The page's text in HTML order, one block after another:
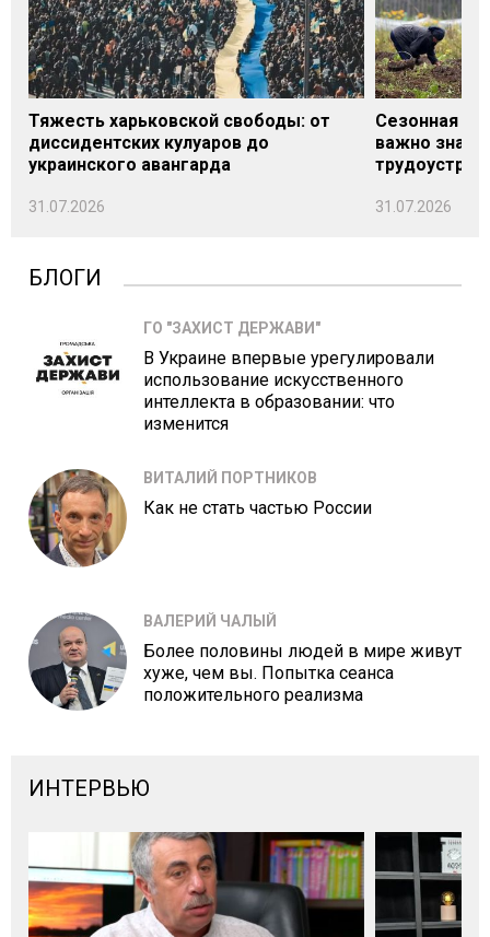
Тяжесть харьковской свободы: от
диссидентских кулуаров до
украинского авангарда
31.07.2026
Сезонная
важно знать
31.07.2026
БЛОГИ
ГО "ЗАХИСТ ДЕРЖАВИ"
В Украине впервые урегулировали
использование искусственного
интеллекта в образовании: что
изменится
ВИТАЛИЙ ПОРТНИКОВ
Как не стать частью России
ВАЛЕРИЙ ЧАЛЫЙ
Более половины людей в мире живут
хуже, чем вы. Попытка сеанса
положительного реализма
ИНТЕРВЬЮ